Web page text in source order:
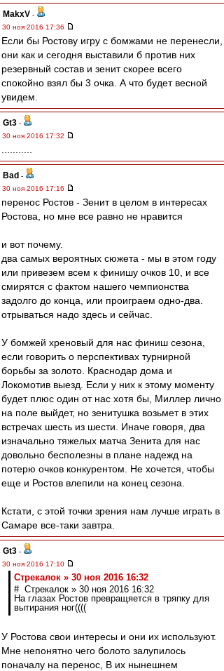
MakxV -
30 ноя 2016 17:36
Если бы Ростову игру с бомжами не перенесли,
они как и сегодня выставили б против них
резервный состав и зенит скорее всего
спокойно взял бы 3 очка. А что будет весной
увидем.
Gt3 -
30 ноя 2016 17:32
Bad -
30 ноя 2016 17:16
перенос Ростов - Зенит в целом в интересах
Ростова, но мне все равно не нравится
и вот почему.
два самых вероятных сюжета - мы в этом году
или привезем всем к финишу очков 10, и все
смирятся с фактом нашего чемпионства
задолго до конца, или проиграем одно-два.
отрываться надо здесь и сейчас.
У бомжей хреновый для нас финиш сезона,
если говорить о перспективах турнирной
борьбы за золото. Краснодар дома и
Локомотив выезд. Если у них к этому моменту
будет плюс один от нас хотя бы, Миллер лично
на поле выйдет, но зенитушка возьмет в этих
встречах шесть из шести. Иначе говоря, два
изначально тяжелых матча Зенита для нас
довольно бесполезны в плане надежд на
потерю очков конкурентом. Не хочется, чтобы
еще и Ростов влепили на конец сезона.
Кстати, с этой точки зрения нам лучше играть в
Самаре все-таки завтра.
Gt3 -
30 ноя 2016 17:10
Стрекалок » 30 ноя 2016 16:32
# Стрекалок » 30 ноя 2016 16:32
На глазах Ростов превращяется в тряпку для
вытирания ног((((
У Ростова свои интересы и они их используют.
Мне непонятно чего болото залупилось
поначалу на перенос, В их нынешнем